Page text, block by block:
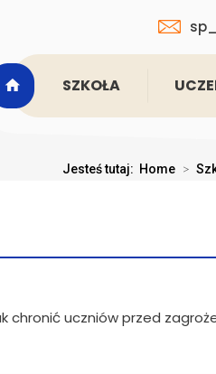
SZKOŁA
Jesteś tutaj: Home >